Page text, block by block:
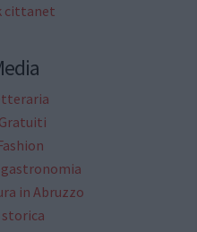
cittanet
in Abruzzo
storica